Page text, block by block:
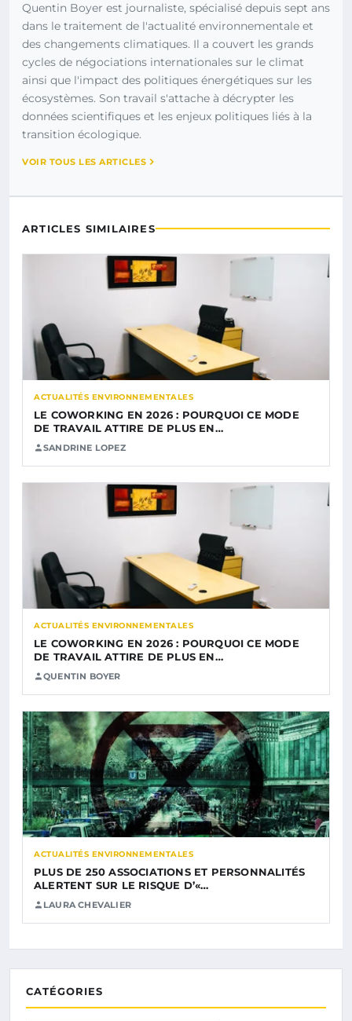
Quentin Boyer est journaliste, spécialisé depuis sept ans
dans le traitement de l'actualité environnementale et
des changements climatiques. Il a couvert les grands
cycles de négociations internationales sur le climat
ainsi que l'impact des politiques énergétiques sur les
écosystèmes. Son travail s'attache à décrypter les
données scientifiques et les enjeux politiques liés à la
transition écologique.
VOIR TOUS LES ARTICLES
ARTICLES SIMILAIRES
ACTUALITÉS ENVIRONNEMENTALES
LE COWORKING EN 2026 : POURQUOI CE MODE
DE TRAVAIL ATTIRE DE PLUS EN…
SANDRINE LOPEZ
ACTUALITÉS ENVIRONNEMENTALES
LE COWORKING EN 2026 : POURQUOI CE MODE
DE TRAVAIL ATTIRE DE PLUS EN…
QUENTIN BOYER
ACTUALITÉS ENVIRONNEMENTALES
PLUS DE 250 ASSOCIATIONS ET PERSONNALITÉS
ALERTENT SUR LE RISQUE D’«…
LAURA CHEVALIER
CATÉGORIES